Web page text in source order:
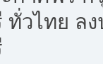
ทั่วไทย ล